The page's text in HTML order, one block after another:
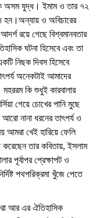
অসম যুদ্ধ। ইমাম ও তার ৭২
হন।অন্যায় ও অবিচারের
রয়ে গেছে বিশ্বমানবতার
ঘটনা হিসেবে এবং তা
নিছক দিবস হিসেবে
অনেকটাই আমাদের
কি শুধুই কারবালার
গেয়ে চোখের পানি মুছে
নানা ধরনের তাৎপর্য ও
আমরা খেই হারিয়ে ফেলি
করেছেন তার কবিতায়, ইসলাম
পূর্বাপর প্রেক্ষাপট ও
পথপরিক্রমা খুঁজে পেতে
আর এর ঐতিহাসিক